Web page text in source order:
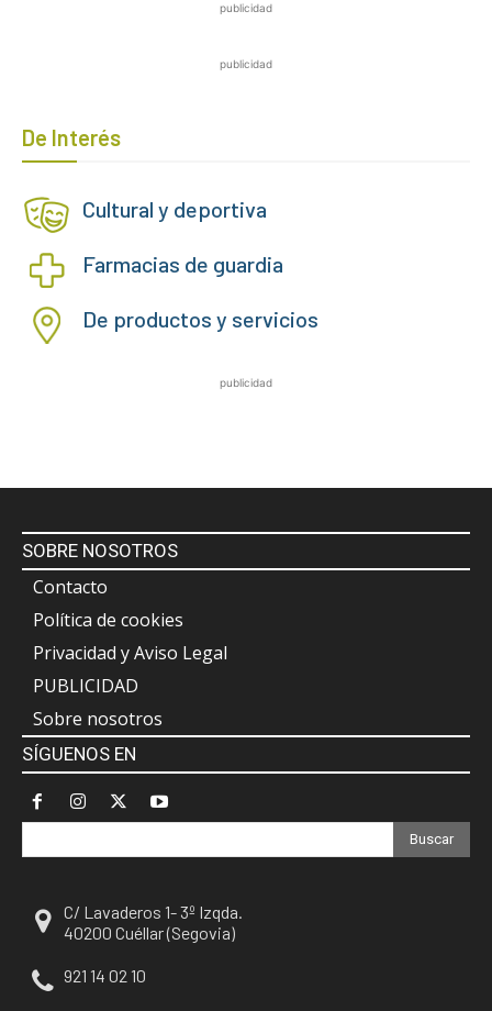
publicidad
publicidad
De Interés
Cultural y deportiva
Farmacias de guardia
De productos y servicios
publicidad
SOBRE NOSOTROS
Contacto
Política de cookies
Privacidad y Aviso Legal
PUBLICIDAD
Sobre nosotros
SÍGUENOS EN
Buscar
C/ Lavaderos 1- 3º Izqda.
40200 Cuéllar (Segovia)
921 14 02 10